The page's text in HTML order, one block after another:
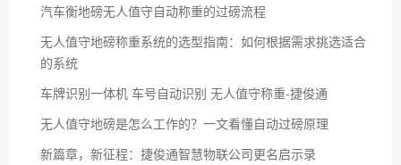
汽车衡地磅无人值守自动称重的过磅流程
无人值守地磅称重系统的选型指南：如何根据需求挑选适合
的系统
车牌识别一体机 车号自动识别 无人值守称重-捷俊通
无人值守地磅是怎么工作的？一文看懂自动过磅原理
新篇章，新征程：捷俊通智慧物联公司更名启示录